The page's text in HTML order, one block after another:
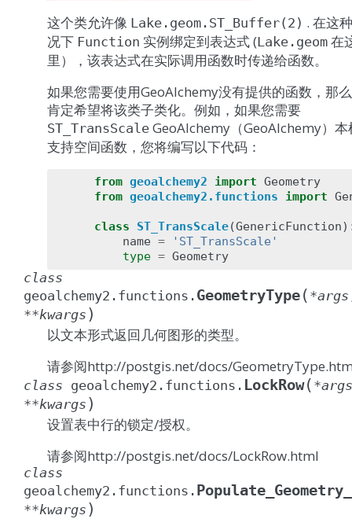
这个类允许像 Lake.geom.ST_Buffer(2) . 在这
况下 Function 实例绑定到表达式 (Lake.geom 在
里），该表达式在实际调用函数时传递给函数。
如果您需要使用GeoAlchemy没有提供的函数，那
肯定希望将该类子类化。例如，如果您需要
ST_TransScale GeoAlchemy（GeoAlchemy）本
支持空间函数，您将编写以下代码：
from geoalchemy2 import Geometry
from geoalchemy2.functions import
class ST_TransScale(GenericFunction
name =
'ST_TransScale'
type = Geometry
class
geoalchemy2.functions. GeometryType( *args
**kwargs )
以文本形式返回几何图形的类型。
请参阅http://postgis.net/docs/
class geoalchemy2.functions. LockRow( *args
**kwargs )
设置表中行的锁定/授权。
请参阅http://postgis.net/docs/LockRow.html
class
geoalchemy2.functions.
**kwargs )